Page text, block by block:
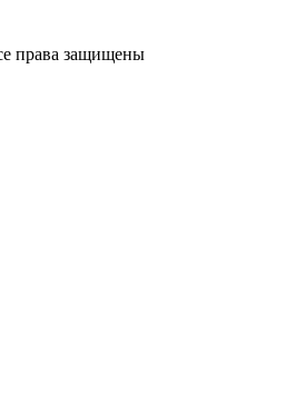
права защищены